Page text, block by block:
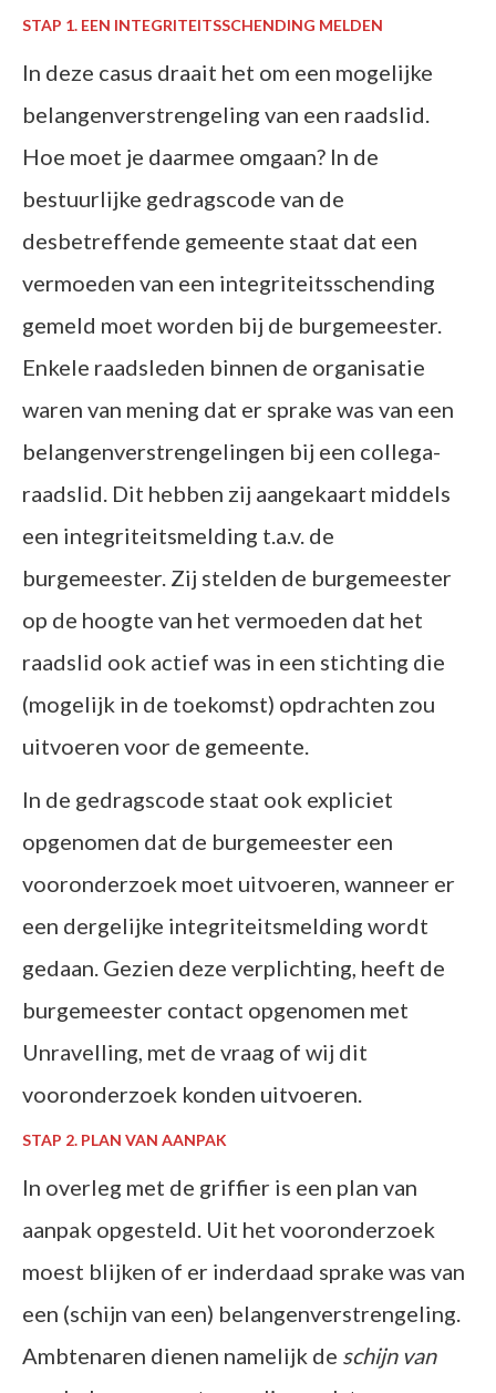
STAP 1. EEN INTEGRITEITSSCHENDING MELDEN
In deze casus draait het om een mogelijke
belangenverstrengeling van een raadslid.
Hoe moet je daarmee omgaan? In de
bestuurlijke gedragscode van de
desbetreffende gemeente staat dat een
vermoeden van een integriteitsschending
gemeld moet worden bij de burgemeester.
Enkele raadsleden binnen de organisatie
waren van mening dat er sprake was van een
belangenverstrengelingen bij een collega-
raadslid. Dit hebben zij aangekaart middels
een integriteitsmelding t.a.v. de
burgemeester. Zij stelden de burgemeester
op de hoogte van het vermoeden dat het
raadslid ook actief was in een stichting die
(mogelijk in de toekomst) opdrachten zou
uitvoeren voor de gemeente.
In de gedragscode staat ook expliciet
opgenomen dat de burgemeester een
vooronderzoek moet uitvoeren, wanneer er
een dergelijke integriteitsmelding wordt
gedaan. Gezien deze verplichting, heeft de
burgemeester contact opgenomen met
Unravelling, met de vraag of wij dit
vooronderzoek konden uitvoeren.
STAP 2. PLAN VAN AANPAK
In overleg met de griffier is een plan van
aanpak opgesteld. Uit het vooronderzoek
moest blijken of er inderdaad sprake was van
een (schijn van een) belangenverstrengeling.
Ambtenaren dienen namelijk de schijn van